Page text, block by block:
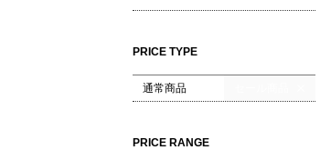
PRICE TYPE
通常商品
PRICE RANGE